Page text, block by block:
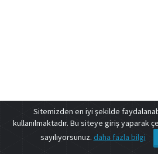
Sitemizden en iyi şekilde
kullanılmaktadır. Bu siteye giriş yaparak
sayılıyorsunuz. daha fazla bilgi